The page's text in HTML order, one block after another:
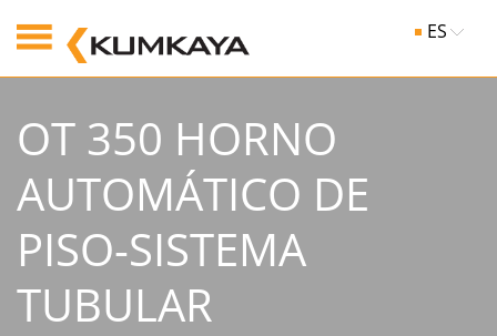
ES
OT 350 HORNO
AUTOMÁTICO DE
PISO-SISTEMA
TUBULAR